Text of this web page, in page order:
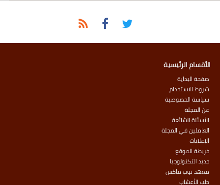
الأقسام الرئيسية
صفحة البداية
شروط الاستخدام
سياسة الخصوصية
عن المجلة
الأسئلة الشائعة
العاملين في المجلة
الإعلانات
خريطة الموقع
جديد التكنولوجيا
معهد توب ماكس
طب الأعشاب